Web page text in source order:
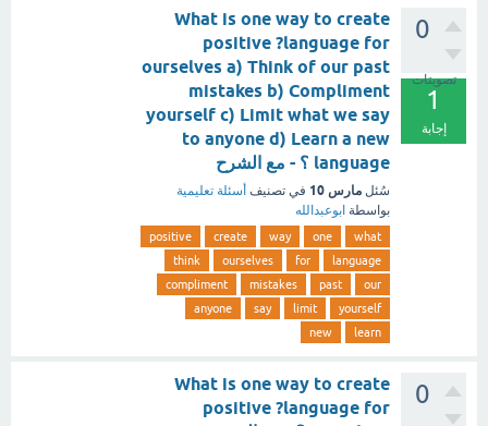
0
تصويتات
1
إجابة
What is one way to create
positive ?language for
ourselves a) Think of our past
mistakes b) Compliment
yourself c) Limit what we say
to anyone d) Learn a new
language ؟ - مع الشرح
سُئل مارس 10 في تصنيف أسئلة تعليمية
بواسطة ابوعبدالله
what
one
way
create
positive
language
for
ourselves
think
our
past
mistakes
compliment
yourself
limit
say
anyone
learn
new
0
What is one way to create
positive ?language for